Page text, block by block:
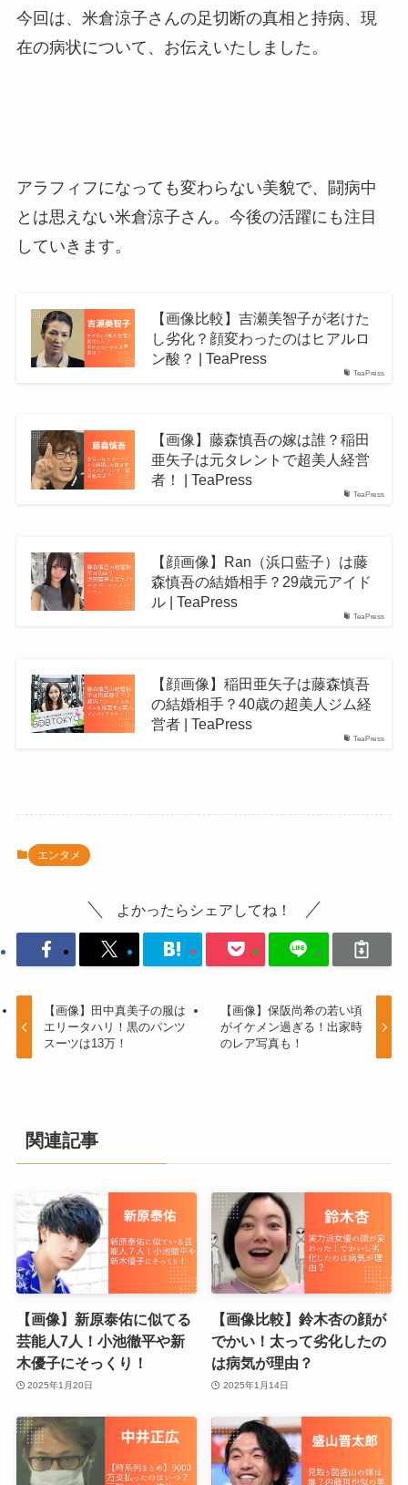
今回は、米倉涼子さんの足切断の真相と持病、現
在の病状について、お伝えいたしました。
アラフィフになっても変わらない美貌で、闘病中
とは思えない米倉涼子さん。今後の活躍にも注目
していきます。
TeaPress
【画像比較】吉瀬美智子が老けた
し劣化？顔変わったのはヒアルロ
ン酸？ | TeaPress
TeaPress
【画像】藤森慎吾の嫁は誰？稲田
亜矢子は元タレントで超美人経営
者！ | TeaPress
TeaPress
【顔画像】Ran（浜口藍子）は藤
森慎吾の結婚相手？29歳元アイド
ル | TeaPress
TeaPress
【顔画像】稲田亜矢子は藤森慎吾
の結婚相手？40歳の超美人ジム経
営者 | TeaPress
エンタメ
よかったらシェアしてね！
【画像】田中真美子の服は
エリータハリ！黒のパンツ
スーツは13万！
【画像】保阪尚希の若い頃
がイケメン過ぎる！出家時
のレア写真も！
関連記事
【画像】新原泰佑に似てる
芸能人7人！小池徹平や新
木優子にそっくり！
2025年1月20日
【画像比較】鈴木杏の顔が
でかい！太って劣化したの
は病気が理由？
2025年1月14日